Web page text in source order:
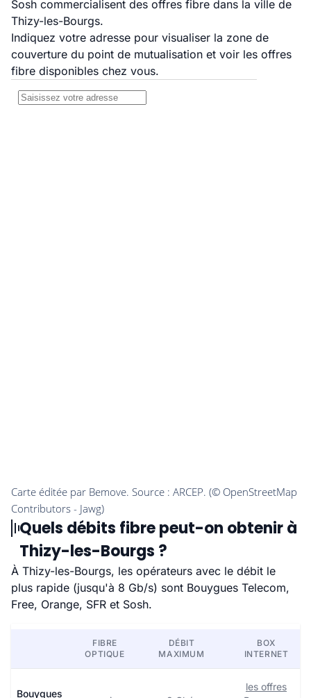
Sosh commercialisent des offres fibre dans la ville de
Thizy-les-Bourgs.
Indiquez votre adresse pour visualiser la zone de
couverture du point de mutualisation et voir les offres
fibre disponibles chez vous.
Quels débits fibre peut-on obtenir à
Thizy-les-Bourgs ?
À Thizy-les-Bourgs, les opérateurs avec le débit le
plus rapide (jusqu'à 8 Gb/s) sont Bouygues Telecom,
Free, Orange, SFR et Sosh.
FIBRE
OPTIQUE
DÉBIT
MAXIMUM
BOX
INTERNET
Bouygues
les offres